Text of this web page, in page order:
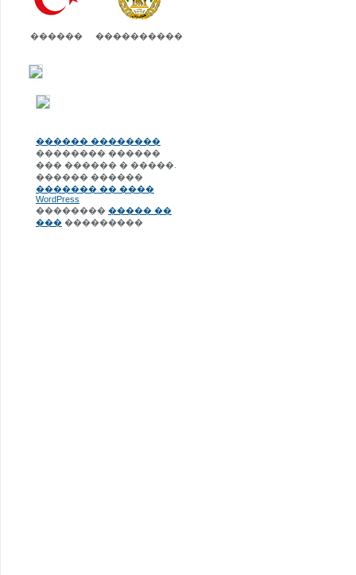
������ ����������
������ ��������
�������� ������
��� ������ � �����.
������ ������
������� �� ����
WordPress
�������� ����� ��
��� ���������